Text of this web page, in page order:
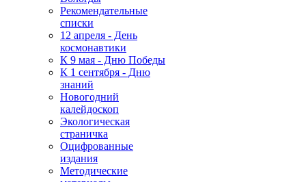
Рекомендательные
списки
12 апреля - День
космонавтики
К 9 мая - Дню Победы
К 1 сентября - Дню
знаний
Новогодний
калейдоскоп
Экологическая
страничка
Оцифрованные
издания
Методические